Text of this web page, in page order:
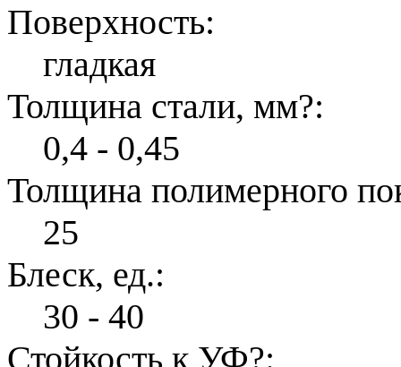
Поверхность:
гладкая
Толщина стали, мм?:
0,4 - 0,45
Толщина полимерного
25
Блеск, ед.:
30 - 40
Стойкость к УФ?: